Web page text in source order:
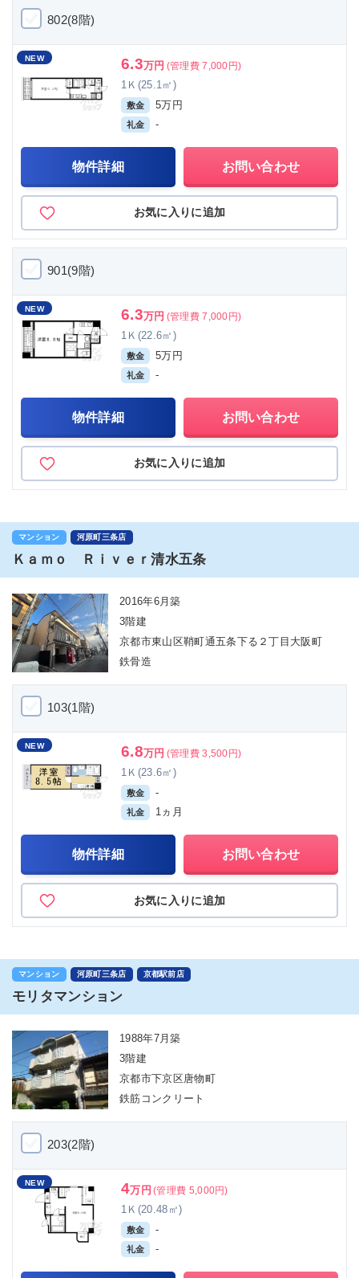
802(8階)
NEW 6.3万円 (管理費 7,000円)
1Ｋ(25.1㎡)
敷金 5万円
礼金 -
物件詳細 お問い合わせ
お気に入りに追加
901(9階)
NEW 6.3万円 (管理費 7,000円)
1Ｋ(22.6㎡)
敷金 5万円
礼金 -
物件詳細 お問い合わせ
お気に入りに追加
マンション 河原町三条店
Ｋａｍｏ Ｒｉｖｅｒ清水五条
2016年6月築
3階建
京都市東山区鞘町通五条下る２丁目大阪町
鉄骨造
103(1階)
NEW 6.8万円 (管理費 3,500円)
1Ｋ(23.6㎡)
敷金 -
礼金 1ヵ月
物件詳細 お問い合わせ
お気に入りに追加
マンション 河原町三条店 京都駅前店
モリタマンション
1988年7月築
3階建
京都市下京区唐物町
鉄筋コンクリート
203(2階)
NEW 4万円 (管理費 5,000円)
1Ｋ(20.48㎡)
敷金 -
礼金 -